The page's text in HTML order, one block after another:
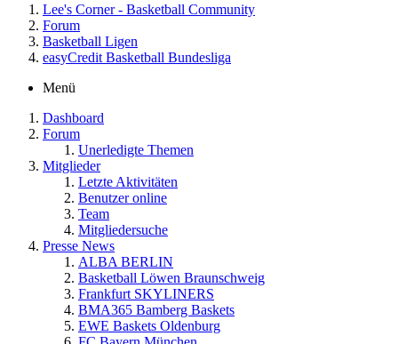
Lee's Corner - Basketball Community
Forum
Basketball Ligen
easyCredit Basketball Bundesliga
Menü
Dashboard
Forum
Unerledigte Themen
Mitglieder
Letzte Aktivitäten
Benutzer online
Team
Mitgliedersuche
Presse News
ALBA BERLIN
Basketball Löwen Braunschweig
Frankfurt SKYLINERS
BMA365 Bamberg Baskets
EWE Baskets Oldenburg